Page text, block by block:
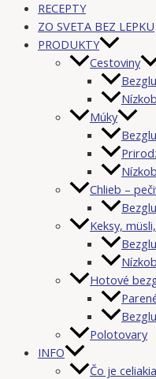
RECEPTY
ZO SVETA BEZ LEPKU
PRODUKTY
Cestoviny
Múky
Chlieb –
Keksy,
Hotové
Polotovary
INFO
Čo je celiakia